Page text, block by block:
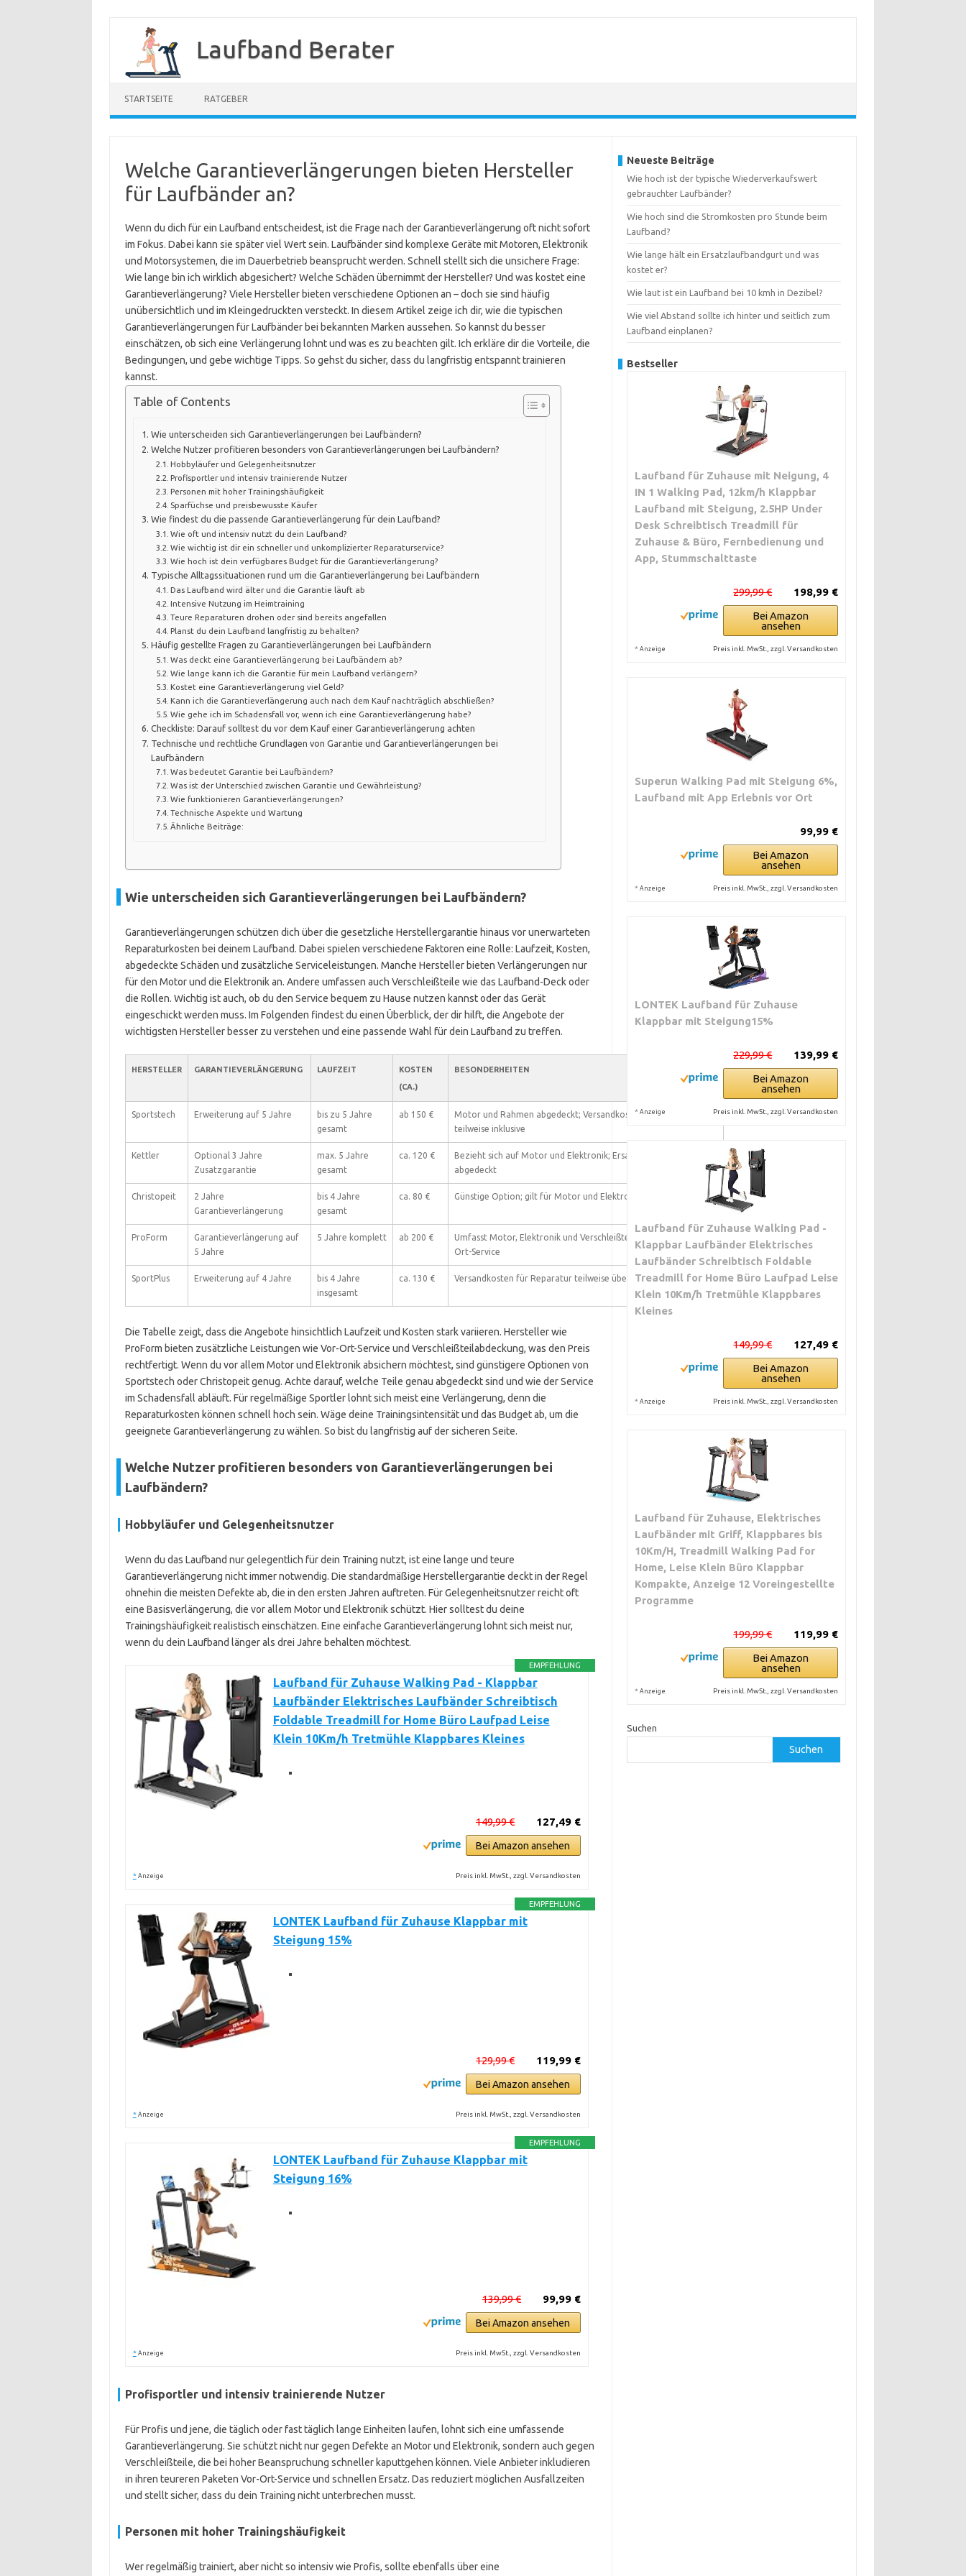
springen
Laufband Berater
STARTSEITE RATGEBER
Welche Garantieverlängerungen bieten Hersteller
für Laufbänder an?
Wenn du dich für ein Laufband entscheidest, ist die Frage nach der Garantieverlängerung oft nicht sofort
im Fokus. Dabei kann sie später viel Wert sein. Laufbänder sind komplexe Geräte mit Motoren, Elektronik
und Motorsystemen, die im Dauerbetrieb beansprucht werden. Schnell stellt sich die unsichere Frage:
Wie lange bin ich wirklich abgesichert? Welche Schäden übernimmt der Hersteller? Und was kostet eine
Garantieverlängerung? Viele Hersteller bieten verschiedene Optionen an – doch sie sind häufig
unübersichtlich und im Kleingedruckten versteckt. In diesem Artikel zeige ich dir, wie die typischen
Garantieverlängerungen für Laufbänder bei bekannten Marken aussehen. So kannst du besser
einschätzen, ob sich eine Verlängerung lohnt und was es zu beachten gilt. Ich erkläre dir die Vorteile, die
Bedingungen, und gebe wichtige Tipps. So gehst du sicher, dass du langfristig entspannt trainieren
kannst.
Table of Contents
Wie unterscheiden sich Garantieverlängerungen bei Laufbändern?
Welche Nutzer profitieren besonders von Garantieverlängerungen bei Laufbändern?
Hobbyläufer und Gelegenheitsnutzer
Profisportler und intensiv trainierende Nutzer
Personen mit hoher Trainingshäufigkeit
Sparfüchse und preisbewusste Käufer
Wie findest du die passende Garantieverlängerung für dein Laufband?
Wie oft und intensiv nutzt du dein Laufband?
Wie wichtig ist dir ein schneller und unkomplizierter Reparaturservice?
Wie hoch ist dein verfügbares Budget für die Garantieverlängerung?
Typische Alltagssituationen rund um die Garantieverlängerung bei Laufbändern
Das Laufband wird älter und die Garantie läuft ab
Intensive Nutzung im Heimtraining
Teure Reparaturen drohen oder sind bereits angefallen
Planst du dein Laufband langfristig zu behalten?
Häufig gestellte Fragen zu Garantieverlängerungen bei Laufbändern
Was deckt eine Garantieverlängerung bei Laufbändern ab?
Wie lange kann ich die Garantie für mein Laufband verlängern?
Kostet eine Garantieverlängerung viel Geld?
Kann ich die Garantieverlängerung auch nach dem Kauf nachträglich abschließen?
Wie gehe ich im Schadensfall vor, wenn ich eine Garantieverlängerung habe?
Checkliste: Darauf solltest du vor dem Kauf einer Garantieverlängerung achten
Technische und rechtliche Grundlagen von Garantie und Garantieverlängerungen bei
Laufbändern
Was bedeutet Garantie bei Laufbändern?
Was ist der Unterschied zwischen Garantie und Gewährleistung?
Wie funktionieren Garantieverlängerungen?
Technische Aspekte und Wartung
Ähnliche Beiträge:
Wie unterscheiden sich Garantieverlängerungen bei Laufbändern?
Garantieverlängerungen schützen dich über die gesetzliche Herstellergarantie hinaus vor unerwarteten
Reparaturkosten bei deinem Laufband. Dabei spielen verschiedene Faktoren eine Rolle: Laufzeit, Kosten,
abgedeckte Schäden und zusätzliche Serviceleistungen. Manche Hersteller bieten Verlängerungen nur
für den Motor und die Elektronik an. Andere umfassen auch Verschleißteile wie das Laufband-Deck oder
die Rollen. Wichtig ist auch, ob du den Service bequem zu Hause nutzen kannst oder das Gerät
eingeschickt werden muss. Im Folgenden findest du einen Überblick, der dir hilft, die Angebote der
wichtigsten Hersteller besser zu verstehen und eine passende Wahl für dein Laufband zu treffen.
HERSTELLER GARANTIEVERLÄNGERUNG LAUFZEIT
KOSTEN
(CA.)
BESONDERHEITEN
Sportstech Erweiterung auf 5 Jahre
bis zu 5 Jahre
gesamt
ab 150 €
Motor und Rahmen abgedeckt; Versandkosten für Reparatur
teilweise inklusive
Kettler
Optional 3 Jahre
Zusatzgarantie
max. 5 Jahre
gesamt
ca. 120 €
Bezieht sich auf Motor und Elektronik; Ersatzteile außerhalb
abgedeckt
Christopeit
2 Jahre
Garantieverlängerung
bis 4 Jahre
gesamt
ca. 80 € Günstige Option; gilt für Motor und Elektronik
ProForm
Garantieverlängerung auf
5 Jahre
5 Jahre komplett ab 200 €
Umfasst Motor, Elektronik und Verschleißteile; beinhaltet Vor-
Ort-Service
SportPlus Erweiterung auf 4 Jahre
bis 4 Jahre
insgesamt
ca. 130 € Versandkosten für Reparatur teilweise übernommen
Die Tabelle zeigt, dass die Angebote hinsichtlich Laufzeit und Kosten stark variieren. Hersteller wie
ProForm bieten zusätzliche Leistungen wie Vor-Ort-Service und Verschleißteilabdeckung, was den Preis
rechtfertigt. Wenn du vor allem Motor und Elektronik absichern möchtest, sind günstigere Optionen von
Sportstech oder Christopeit genug. Achte darauf, welche Teile genau abgedeckt sind und wie der Service
im Schadensfall abläuft. Für regelmäßige Sportler lohnt sich meist eine Verlängerung, denn die
Reparaturkosten können schnell hoch sein. Wäge deine Trainingsintensität und das Budget ab, um die
geeignete Garantieverlängerung zu wählen. So bist du langfristig auf der sicheren Seite.
Welche Nutzer profitieren besonders von Garantieverlängerungen bei
Laufbändern?
Hobbyläufer und Gelegenheitsnutzer
Wenn du das Laufband nur gelegentlich für dein Training nutzt, ist eine lange und teure
Garantieverlängerung nicht immer notwendig. Die standardmäßige Herstellergarantie deckt in der Regel
ohnehin die meisten Defekte ab, die in den ersten Jahren auftreten. Für Gelegenheitsnutzer reicht oft
eine Basisverlängerung, die vor allem Motor und Elektronik schützt. Hier solltest du deine
Trainingshäufigkeit realistisch einschätzen. Eine einfache Garantieverlängerung lohnt sich meist nur,
wenn du dein Laufband länger als drei Jahre behalten möchtest.
EMPFEHLUNG
Laufband für Zuhause Walking Pad - Klappbar
Laufbänder Elektrisches Laufbänder Schreibtisch
Foldable Treadmill for Home Büro Laufpad Leise
Klein 10Km/h Tretmühle Klappbares Kleines
127,49 €
149,99 €
Bei Amazon ansehen
* Anzeige Preis inkl. MwSt., zzgl. Versandkosten
EMPFEHLUNG
LONTEK Laufband für Zuhause Klappbar mit
Steigung 15%
119,99 €
129,99 €
Bei Amazon ansehen
* Anzeige Preis inkl. MwSt., zzgl. Versandkosten
EMPFEHLUNG
LONTEK Laufband für Zuhause Klappbar mit
Steigung 16%
99,99 €
139,99 €
Bei Amazon ansehen
* Anzeige Preis inkl. MwSt., zzgl. Versandkosten
Profisportler und intensiv trainierende Nutzer
Für Profis und jene, die täglich oder fast täglich lange Einheiten laufen, lohnt sich eine umfassende
Garantieverlängerung. Sie schützt nicht nur gegen Defekte an Motor und Elektronik, sondern auch gegen
Verschleißteile, die bei hoher Beanspruchung schneller kaputtgehen können. Viele Anbieter inkludieren
in ihren teureren Paketen Vor-Ort-Service und schnellen Ersatz. Das reduziert möglichen Ausfallzeiten
und stellt sicher, dass du dein Training nicht unterbrechen musst.
Personen mit hoher Trainingshäufigkeit
Wer regelmäßig trainiert, aber nicht so intensiv wie Profis, sollte ebenfalls über eine
Neueste Beiträge
Wie hoch ist der typische Wiederverkaufswert
gebrauchter Laufbänder?
Wie hoch sind die Stromkosten pro Stunde beim
Laufband?
Wie lange hält ein Ersatzlaufbandgurt und was
kostet er?
Wie laut ist ein Laufband bei 10 kmh in Dezibel?
Wie viel Abstand sollte ich hinter und seitlich zum
Laufband einplanen?
Bestseller
Laufband für Zuhause mit Neigung, 4
IN 1 Walking Pad, 12km/h Klappbar
Laufband mit Steigung, 2.5HP Under
Desk Schreibtisch Treadmill für
Zuhause & Büro, Fernbedienung und
App, Stummschalttaste
198,99 €
299,99 €
Bei Amazon
ansehen
* Anzeige Preis inkl. MwSt., zzgl. Versandkosten
Superun Walking Pad mit Steigung 6%,
Laufband mit App Erlebnis vor Ort
99,99 €
Bei Amazon
ansehen
* Anzeige Preis inkl. MwSt., zzgl. Versandkosten
LONTEK Laufband für Zuhause
Klappbar mit Steigung15%
139,99 €
229,99 €
Bei Amazon
ansehen
* Anzeige Preis inkl. MwSt., zzgl. Versandkosten
Laufband für Zuhause Walking Pad -
Klappbar Laufbänder Elektrisches
Laufbänder Schreibtisch Foldable
Treadmill for Home Büro Laufpad Leise
Klein 10Km/h Tretmühle Klappbares
Kleines
127,49 €
149,99 €
Bei Amazon
ansehen
* Anzeige Preis inkl. MwSt., zzgl. Versandkosten
Laufband für Zuhause, Elektrisches
Laufbänder mit Griff, Klappbares bis
10Km/H, Treadmill Walking Pad for
Home, Leise Klein Büro Klappbar
Kompakte, Anzeige 12 Voreingestellte
Programme
119,99 €
199,99 €
Bei Amazon
ansehen
* Anzeige Preis inkl. MwSt., zzgl. Versandkosten
Suchen
Suchen